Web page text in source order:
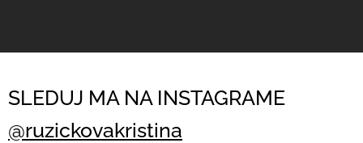
SLEDUJ MA NA INSTAGRAME
@ruzickovakristina